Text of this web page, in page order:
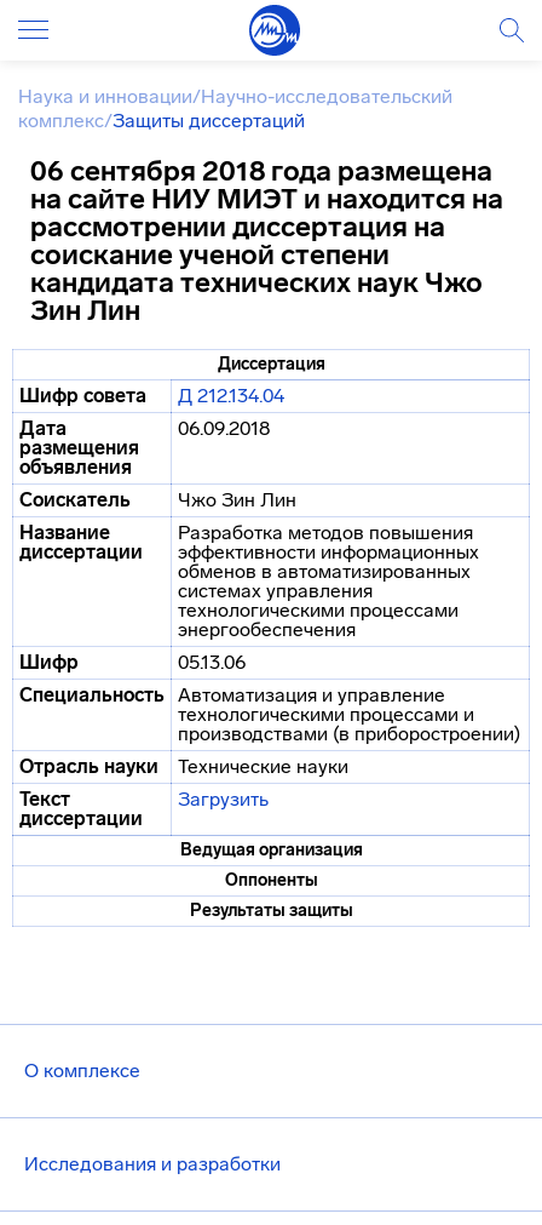
О комплексе
Исследования и разработки
Наука и инновации/Научно-исследовательский
комплекс/Защиты диссертаций
06 сентября 2018 года размещена
на сайте НИУ МИЭТ и находится на
рассмотрении диссертация на
соискание ученой степени
кандидата технических наук Чжо
Зин Лин
Диссертация
Шифр совета
Д 212.134.04
Дата
размещения
объявления
06.09.2018
Соискатель
Чжо Зин Лин
Название
диссертации
Разработка методов повышения
эффективности информационных
обменов в автоматизированных
системах управления
технологическими процессами
энергообеспечения
Шифр
05.13.06
Специальность Автоматизация и управление
технологическими процессами и
производствами (в приборостроении)
Отрасль науки
Технические науки
Текст
диссертации
Загрузить
Ведущая организация
Оппоненты
Результаты защиты